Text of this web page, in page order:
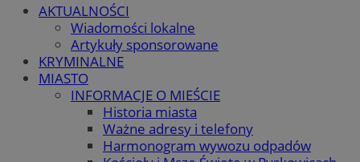
AKTUALNOŚCI
Wiadomości lokalne
Artykuły sponsorowane
KRYMINALNE
MIASTO
INFORMACJE O MIEŚCIE
Historia miasta
Ważne adresy i telefony
Harmonogram wywozu odpadów